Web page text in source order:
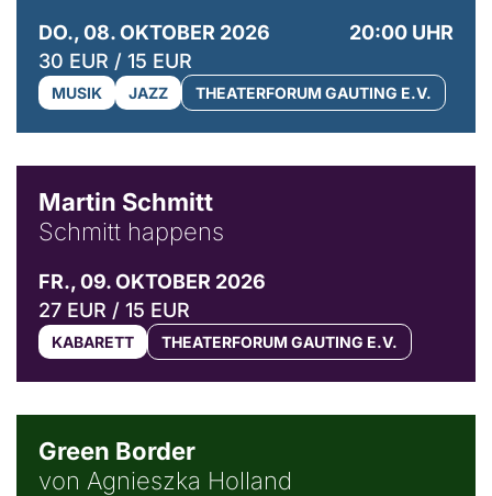
DO., 08. OKTOBER 2026
20:00 UHR
30 EUR / 15 EUR
MUSIK JAZZ THEATERFORUM GAUTING E.V.
Martin Schmitt
Schmitt happens
FR., 09. OKTOBER 2026
27 EUR / 15 EUR
KABARETT THEATERFORUM GAUTING E.V.
Green Border
von Agnieszka Holland